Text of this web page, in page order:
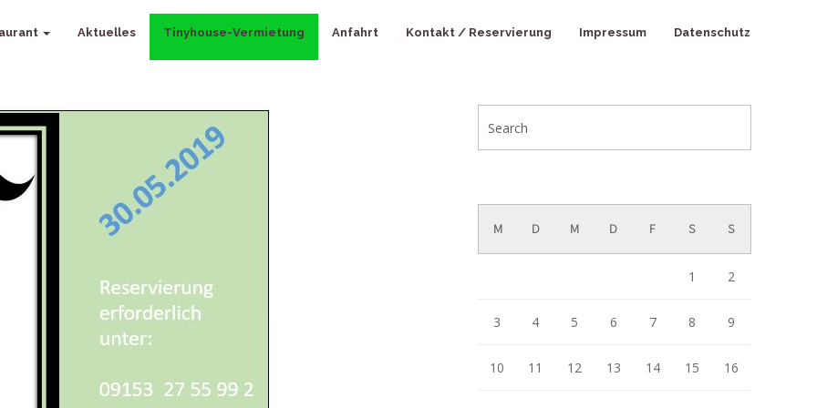
Aktuelles Tinyhouse-Vermietung Anfahrt Kontakt / Reservierung Impressum Datenschutz
M D M D F S S
1 2
3 4 5 6 7 8 9
10 11 12 13 14 15 16